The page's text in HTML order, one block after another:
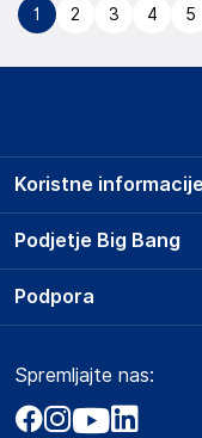
1 2 3 4 5
Podjetje Big Bang
O podjetju
Obvestila za javnost
Akt o digitalnih
Koristne informacije
Prodajna mesta
Storitve
Dostava, vnos in
Zavarovanje izdelkov
Podpora
Marketplace
Kako oddati
Spremljajte nas: